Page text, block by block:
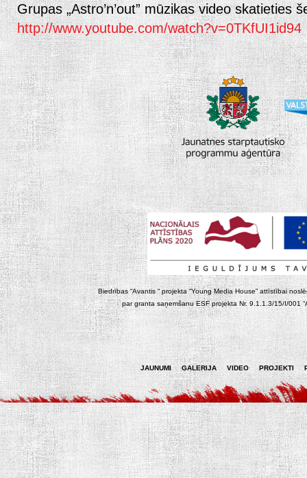
Grupas „Astro’n’out” mūzikas video skatieties
http://www.youtube.com/watch?v=0TKfUI1id94
Biedrības “Avantis “ projekta “Young Media House” attīstībai
par granta saņemšanu ESF projekta Nr. 9.1.1.3/15/I/001
JAUNUMI GALERIJA VIDEO PROJEKTI